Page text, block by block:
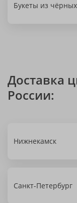
Букеты из
Доставка
России:
Нижнекамск
Санкт-Петербург